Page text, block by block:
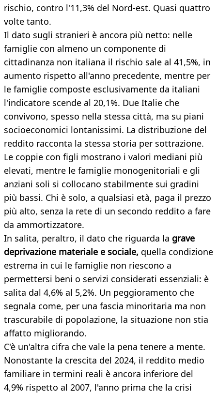
rischio, contro l'11,3% del Nord-est. Quasi quattro
volte tanto.
Il dato sugli stranieri è ancora più netto: nelle
famiglie con almeno un componente di
cittadinanza non italiana il rischio sale al 41,5%, in
aumento rispetto all'anno precedente, mentre per
le famiglie composte esclusivamente da italiani
l'indicatore scende al 20,1%. Due Italie che
convivono, spesso nella stessa città, ma su piani
socioeconomici lontanissimi. La distribuzione del
reddito racconta la stessa storia per sottrazione.
Le coppie con figli mostrano i valori mediani più
elevati, mentre le famiglie monogenitoriali e gli
anziani soli si collocano stabilmente sui gradini
più bassi. Chi è solo, a qualsiasi età, paga il prezzo
più alto, senza la rete di un secondo reddito a fare
da ammortizzatore.
In salita, peraltro, il dato che riguarda la grave
deprivazione materiale e sociale, quella condizione
estrema in cui le famiglie non riescono a
permettersi beni o servizi considerati essenziali: è
salita dal 4,6% al 5,2%. Un peggioramento che
segnala come, per una fascia minoritaria ma non
trascurabile di popolazione, la situazione non stia
affatto migliorando.
C'è un'altra cifra che vale la pena tenere a mente.
Nonostante la crescita del 2024, il reddito medio
familiare in termini reali è ancora inferiore del
4,9% rispetto al 2007, l'anno prima che la crisi